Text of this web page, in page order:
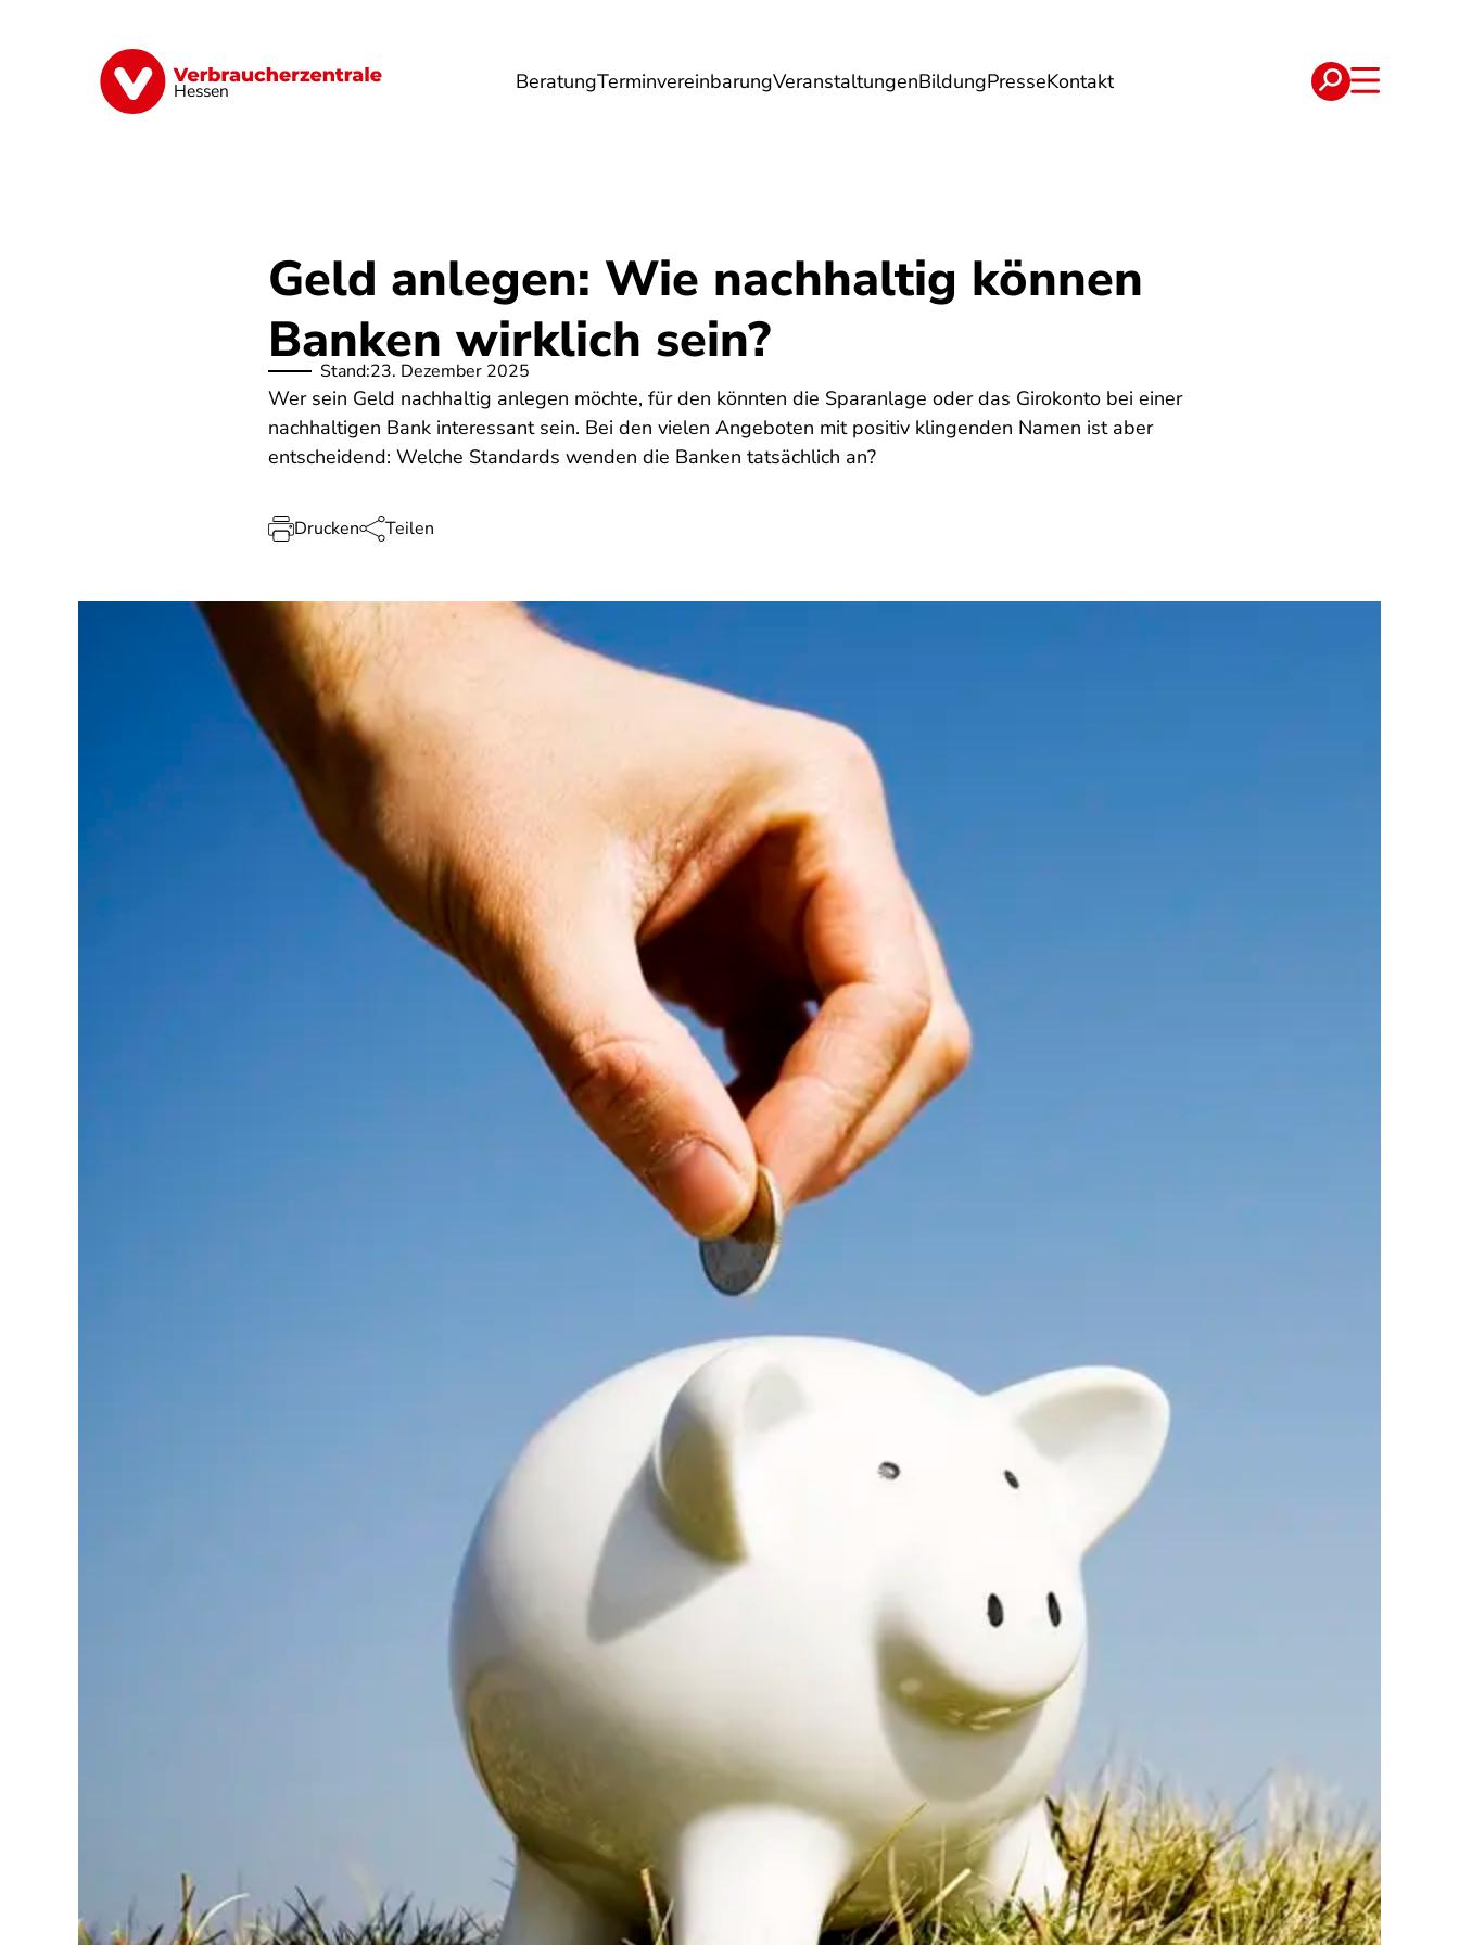
Hessen BeratungTerminvereinbarungVeranstaltungenBildungPresseKontakt
Digitales Energie Finanzen Gesundheit Lebensmittel Reise Umwelt Verträge
Geld anlegen: Wie nachhaltig können
Banken wirklich sein?
Stand:23. Dezember 2025
Wer sein Geld nachhaltig anlegen möchte, für den könnten die Sparanlage oder das Girokonto bei einer
nachhaltigen Bank interessant sein. Bei den vielen Angeboten mit positiv klingenden Namen ist aber
entscheidend: Welche Standards wenden die Banken tatsächlich an?
Drucken Teilen